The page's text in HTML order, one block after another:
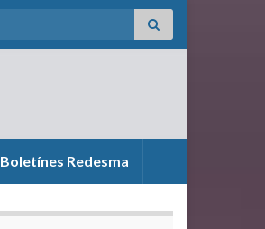
Boletínes Redesma